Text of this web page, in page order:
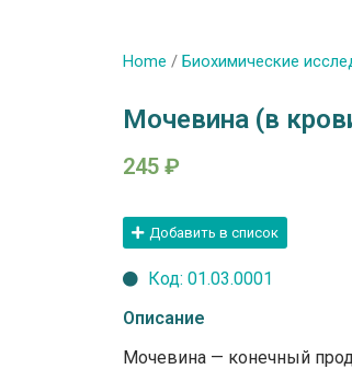
Home / Биохимические
Мочевина (в
245 ₽
Добавить в список
Код: 01.03.0001
Описание
Мочевина — конечный